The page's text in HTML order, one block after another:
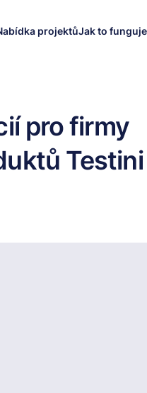
projektůJak to funguje
pro firmy
Testini